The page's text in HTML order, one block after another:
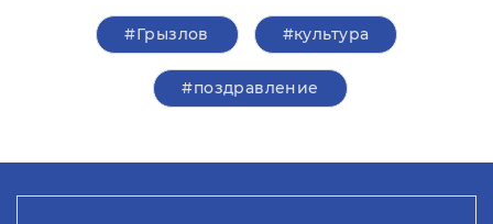
#Грызлов #культура
#поздравление